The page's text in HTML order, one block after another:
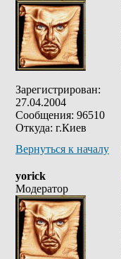
Зарегистрирован:
27.04.2004
Сообщения: 96510
Откуда: г.Киев
Вернуться к началу
yorick
Модератор